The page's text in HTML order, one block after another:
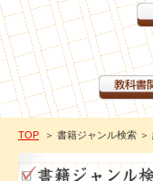
TOP ＞ 書籍ジャンル検索 ＞